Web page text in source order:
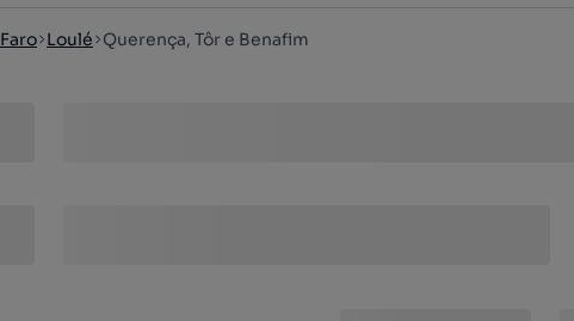
Faro Loulé Querença, Tôr e Benafim